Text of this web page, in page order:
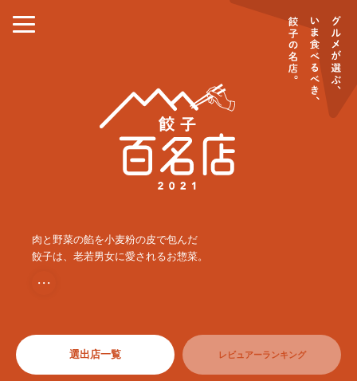
肉と野菜の餡を小麦粉の皮で包んだ
餃子は、老若男女に愛されるお惣菜。
・・・
選出店一覧 レビュアーランキング